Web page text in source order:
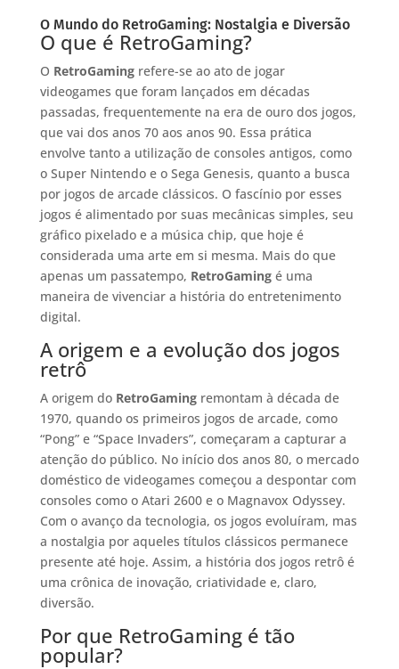
O Mundo do RetroGaming: Nostalgia e Diversão
O que é RetroGaming?
O RetroGamingrefere-se ao ato de jogar
videogames que foram lançados em décadas
passadas, frequentemente na era de ouro dos jogos,
que vai dos anos 70 aos anos 90. Essa prática
envolve tanto a utilização de consoles antigos, como
o Super Nintendo e o Sega Genesis, quanto a busca
por jogos de arcade clássicos. O fascínio por esses
jogos é alimentado por suas mecânicas simples, seu
gráfico pixelado e a música chip, que hoje é
considerada uma arte em si mesma. Mais do que
apenas um passatempo, RetroGamingé uma
maneira de vivenciar a história do entretenimento
digital.
A origem e a evolução dos jogos
retrô
A origem do RetroGamingremontam à década de
1970, quando os primeiros jogos de arcade, como
“Pong” e “Space Invaders”, começaram a capturar a
atenção do público. No início dos anos 80, o mercado
doméstico de videogames começou a despontar com
consoles como o Atari 2600 e o Magnavox Odyssey.
Com o avanço da tecnologia, os jogos evoluíram, mas
a nostalgia por aqueles títulos clássicos permanece
presente até hoje. Assim, a história dos jogos retrô é
uma crônica de inovação, criatividade e, claro,
diversão.
Por que RetroGaming é tão
popular?